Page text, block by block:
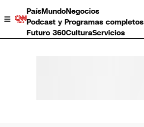
PaísMundoNegocios
Podcast y Programas completos
Futuro 360CulturaServicios